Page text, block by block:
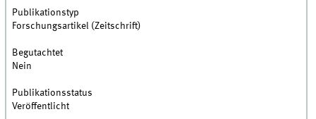
Publikationstyp
Forschungsartikel (Zeitschrift)
Begutachtet
Nein
Publikationsstatus
Veröffentlicht